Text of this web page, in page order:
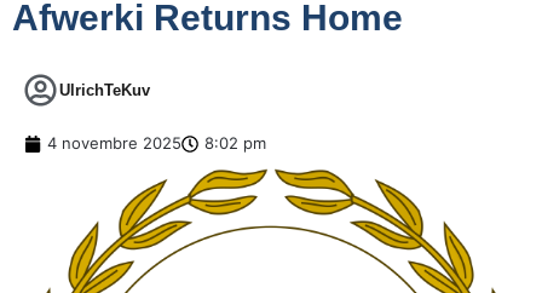
Afwerki Returns Home
UlrichTeKuv
4 novembre 2025 8:02 pm